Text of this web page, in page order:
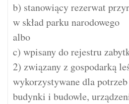
b) stanowiący rezerwat
w skład parku narodowego
albo
c) wpisany do rejestru
2) związany z gospodarką
wykorzystywane dla
budynki i budowle,